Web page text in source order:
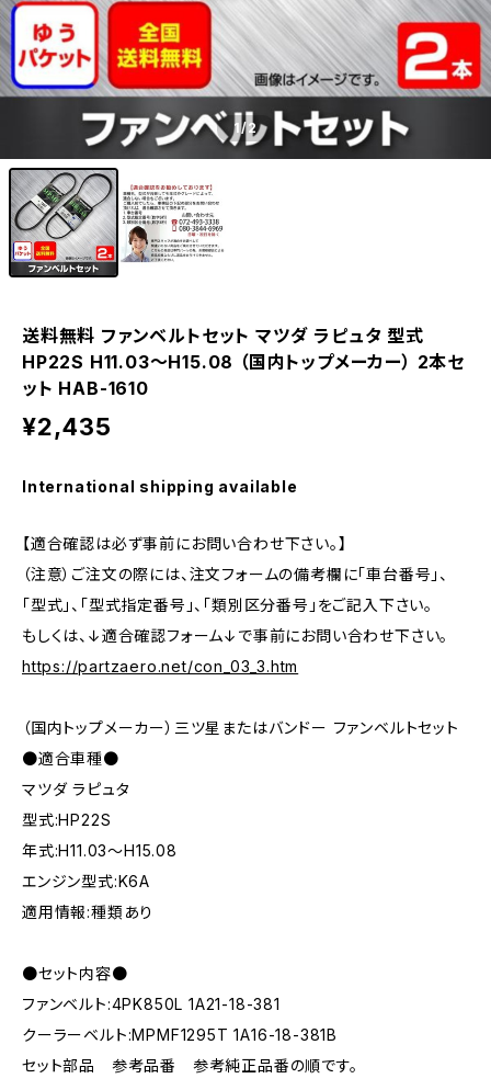
1/2
送料無料 ファンベルトセット マツダ ラピュタ 型式
HP22S H11.03～H15.08 （国内トップメーカー） 2本セ
ット HAB-1610
¥2,435
International shipping available
【適合確認は必ず事前にお問い合わせ下さい。】
（注意）ご注文の際には、注文フォームの備考欄に「車台番号」、
「型式」、「型式指定番号」、「類別区分番号」をご記入下さい。
もしくは、↓適合確認フォーム↓で事前にお問い合わせ下さい。
https://partzaero.net/con_03_3.htm
（国内トップメーカー）三ツ星またはバンドー ファンベルトセット
●適合車種●
マツダ ラピュタ
型式:HP22S
年式:H11.03～H15.08
エンジン型式:K6A
適用情報:種類あり
●セット内容●
ファンベルト:4PK850L 1A21-18-381
クーラーベルト:MPMF1295T 1A16-18-381B
セット部品 参考品番 参考純正品番の順です。